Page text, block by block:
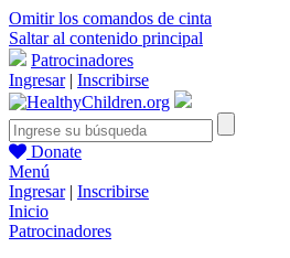
Omitir los comandos de cinta
Saltar al contenido principal
Patrocinadores
Ingresar| Inscribirse
Donate
Menú
Ingresar| Inscribirse
Inicio
Patrocinadores